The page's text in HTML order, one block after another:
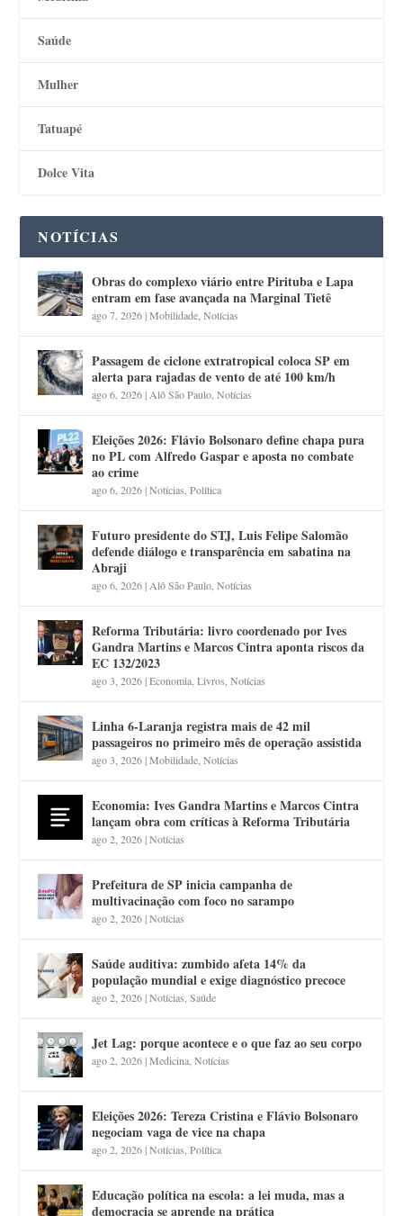
Saúde
Mulher
Tatuapé
Dolce Vita
NOTÍCIAS
Obras do complexo viário entre Pirituba e Lapa
entram em fase avançada na Marginal Tietê
ago 7, 2026|Mobilidade ,Notícias
Passagem de ciclone extratropical coloca SP em
alerta para rajadas de vento de até 100 km/h
ago 6, 2026| Alô São Paulo ,Notícias
Eleições 2026: Flávio Bolsonaro define chapa pura
no PL com Alfredo Gaspar e aposta no combate
ao crime
ago 6, 2026|Notícias ,Política
Futuro presidente do STJ, Luis Felipe Salomão
defende diálogo e transparência em sabatina na
Abraji
ago 6, 2026| Alô São Paulo ,Notícias
Reforma Tributária: livro coordenado por Ives
Gandra Martins e Marcos Cintra aponta riscos da
EC 132/2023
ago 3, 2026|Economia ,Livros ,Notícias
Linha 6-Laranja registra mais de 42 mil
passageiros no primeiro mês de operação assistida
ago 3, 2026|Mobilidade ,Notícias
Economia: Ives Gandra Martins e Marcos Cintra
lançam obra com críticas à Reforma Tributária
ago 2, 2026|Notícias
Prefeitura de SP inicia campanha de
multivacinação com foco no sarampo
ago 2, 2026|Notícias
Saúde auditiva: zumbido afeta 14% da
população mundial e exige diagnóstico precoce
ago 2, 2026|Notícias ,Saúde
Jet Lag: porque acontece e o que faz ao seu corpo
ago 2, 2026|Medicina ,Notícias
Eleições 2026: Tereza Cristina e Flávio Bolsonaro
negociam vaga de vice na chapa
ago 2, 2026|Notícias ,Política
Educação política na escola: a lei muda, mas a
democracia se aprende na prática